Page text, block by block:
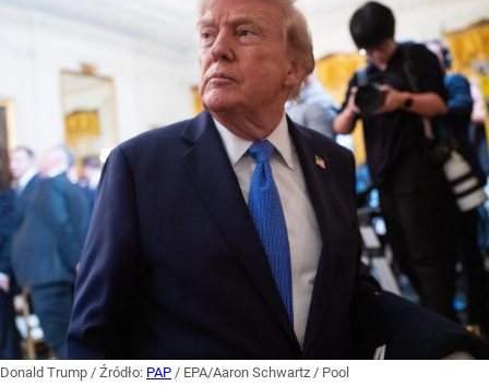
Donald Trump / Źródło: PAP / EPA/Aaron Schwartz / Pool